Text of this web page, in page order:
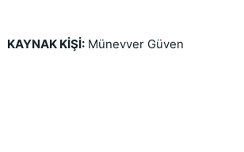
KAYNAK KİŞİ: Münevver Güven